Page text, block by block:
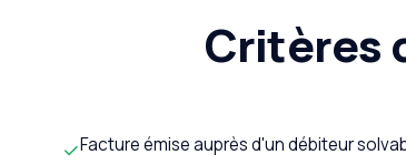
Critères
✓Facture émise auprès d'un débiteur